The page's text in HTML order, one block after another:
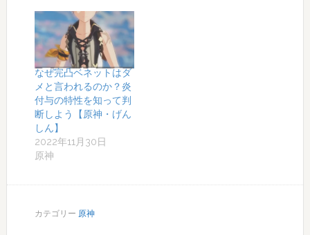
なぜ完凸ベネットはダ
メと言われるのか？炎
付与の特性を知って判
断しよう【原神・げん
しん】
2022年11月30日
原神
カテゴリー 原神